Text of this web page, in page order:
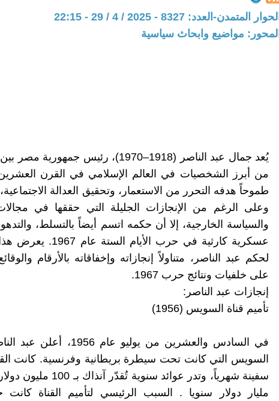
الحوار المتمدن-العدد: 8327 - 2025 / 4 / 29 - 22:15
المحور: مواضيع وابحاث سياسية
من أبرز الشخصيات في العالم الإسلامي في القرن
طموحاً هدفه التحرر من الاستعمار، وتحقيق العدالة الاجتماعية،
وعلى الرغم من الإنجازات الجليلة التي حققها في مجالات
والسياسة الخارجية، إلا أن حكمه اتسم أيضاً بالتسلط،
عسكرية كارثية في حرب
لحكم عبد الناصر، متناولاً إنجازاته وإخفاقاته بالأرقام
على خلفيات ونتائج حرب 1967.
إنجازات عبد الناصر:
تأميم قناة السويس (1956)
في السادس والعشرين من يوليو
مليار دولار سنويا . السبب الرئيسي لتأميم القناة كانت